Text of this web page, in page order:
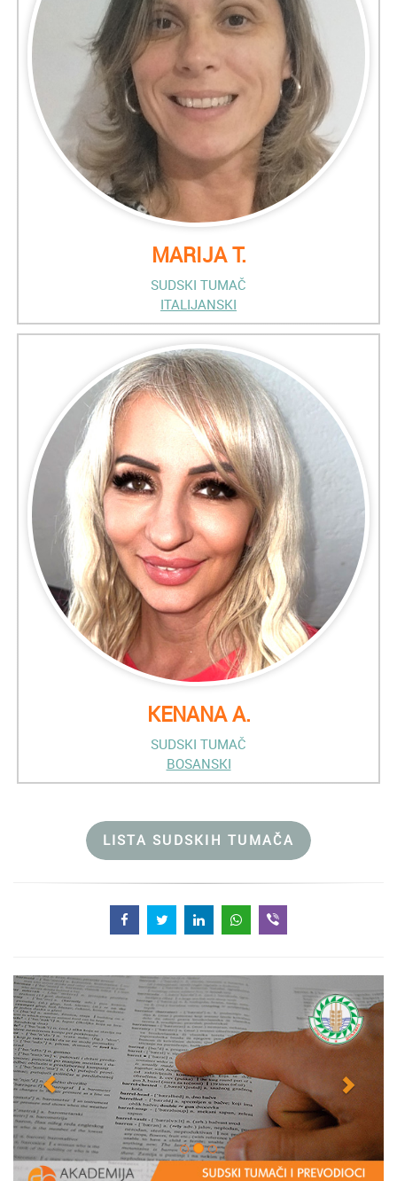
MARIJA T.
SUDSKI TUMAČ
ITALIJANSKI
KENANA A.
SUDSKI TUMAČ
BOSANSKI
LISTA SUDSKIH TUMAČA